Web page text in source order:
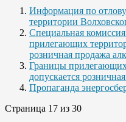
Информация по
территории
Специальная
прилегающих
розничная продажа
Границы
допускается
Пропаганда
Страница 17 из 30